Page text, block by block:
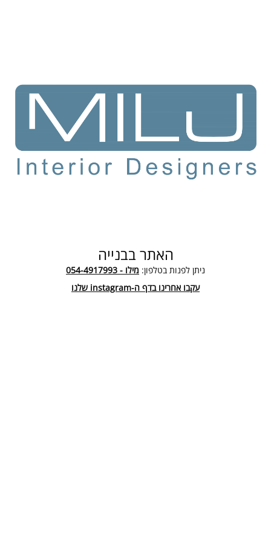
האתר בבנייה
ניתן לפנות בטלפון: מילו - 054-4917993
עקבו אחרינו בדף ה-instagram שלנו